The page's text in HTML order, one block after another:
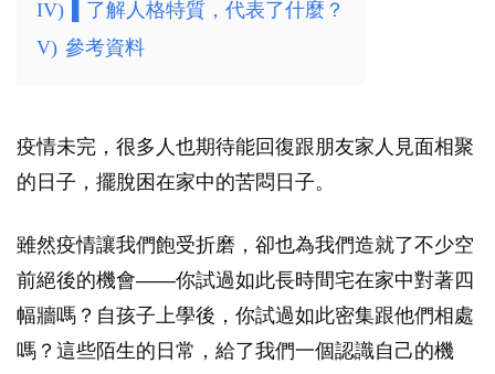
IV)
▌了解人格特質，代表了什麼？
V) 參考資料
疫情未完，很多人也期待能回復跟朋友家人見面相聚
的日子，擺脫困在家中的苦悶日子。
雖然疫情讓我們飽受折磨，卻也為我們造就了不少空
前絕後的機會——你試過如此長時間宅在家中對著四
幅牆嗎？自孩子上學後，你試過如此密集跟他們相處
嗎？這些陌生的日常，給了我們一個認識自己的機